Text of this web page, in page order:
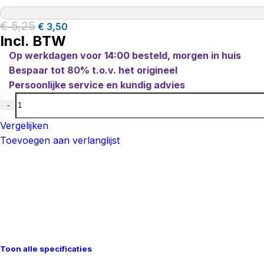
€5,25 € 3,50
Incl. BTW
Op werkdagen voor 14:00 besteld, morgen in huis
Bespaar tot 80% t.o.v. het origineel
Persoonlijke service en kundig advies
-
Vergelijken
Toevoegen aan verlanglijst
Toon alle specificaties